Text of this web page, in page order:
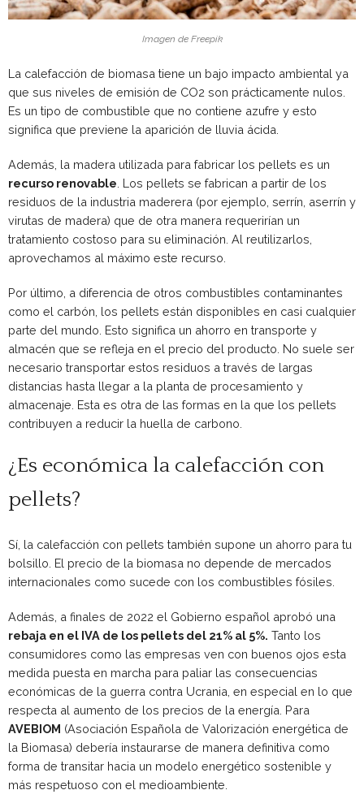
Imagen de Freepik
La calefacción de biomasa tiene un bajo impacto ambiental ya
que sus niveles de emisión de CO2 son prácticamente nulos.
Es un tipo de combustible que no contiene azufre y esto
significa que previene la aparición de lluvia ácida.
Además, la madera utilizada para fabricar los pellets es un
recurso renovable . Los pellets se fabrican a partir de los
residuos de la industria maderera (por ejemplo, serrín, aserrín y
virutas de madera) que de otra manera requerirían un
tratamiento costoso para su eliminación. Al reutilizarlos,
aprovechamos al máximo este recurso.
Por último, a diferencia de otros combustibles contaminantes
como el carbón, los pellets están disponibles en casi cualquier
parte del mundo. Esto significa un ahorro en transporte y
almacén que se refleja en el precio del producto. No suele ser
necesario transportar estos residuos a través de largas
distancias hasta llegar a la planta de procesamiento y
almacenaje. Esta es otra de las formas en la que los pellets
contribuyen a reducir la huella de carbono.
¿Es económica la calefacción con
pellets?
Sí, la calefacción con pellets también supone un ahorro para tu
bolsillo. El precio de la biomasa no depende de mercados
internacionales como sucede con los combustibles fósiles.
Además, a finales de 2022 el Gobierno español aprobó una
rebaja en el IVA de los pellets del 21% al 5%. Tanto los
consumidores como las empresas ven con buenos ojos esta
medida puesta en marcha para paliar las consecuencias
económicas de la guerra contra Ucrania, en especial en lo que
respecta al aumento de los precios de la energía. Para
AVEBIOM (Asociación Española de Valorización energética de
la Biomasa) debería instaurarse de manera definitiva como
forma de transitar hacia un modelo energético sostenible y
más respetuoso con el medioambiente.